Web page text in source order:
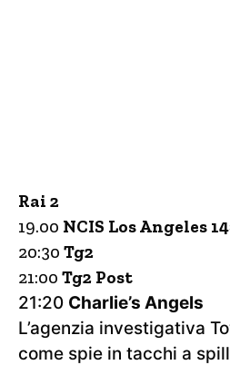
Rai 2
19.00 NCIS Los Angeles
20:30 Tg2
21:00 Tg2 Post
21:20 Charlie’s Angels
L’agenzia investigativa
come spie in tacchi a